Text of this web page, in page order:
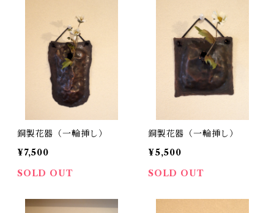
銅製花器（一輪挿し）
¥7,500
SOLD OUT
銅製花器（一輪挿し）
¥5,500
SOLD OUT